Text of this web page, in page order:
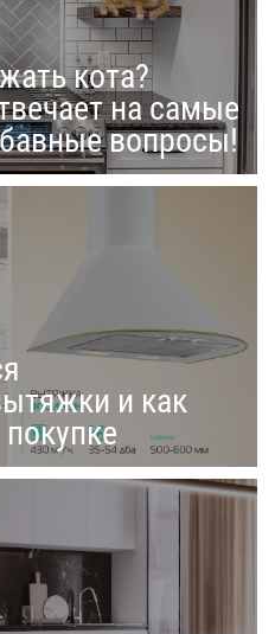
кота?
на самые
вопросы!
и как